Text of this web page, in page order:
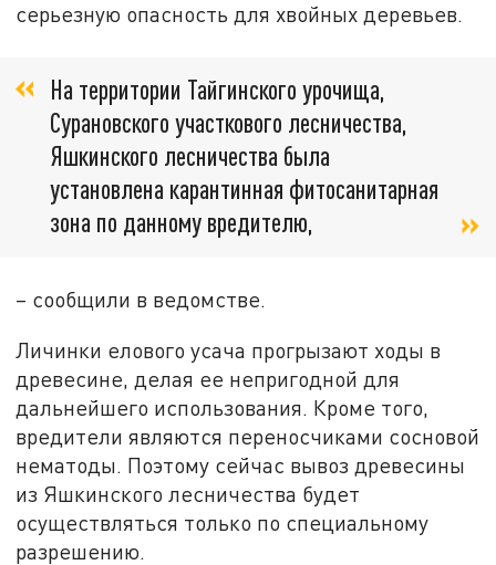
серьезную опасность для хвойных деревьев.
На территории Тайгинского урочища,
Сурановского участкового лесничества,
Яшкинского лесничества была
установлена карантинная фитосанитарная
зона по данному вредителю,
– сообщили в ведомстве.
Личинки елового усача прогрызают ходы в
древесине, делая ее непригодной для
дальнейшего использования. Кроме того,
вредители являются переносчиками сосновой
нематоды. Поэтому сейчас вывоз древесины
из Яшкинского лесничества будет
осуществляться только по специальному
разрешению.